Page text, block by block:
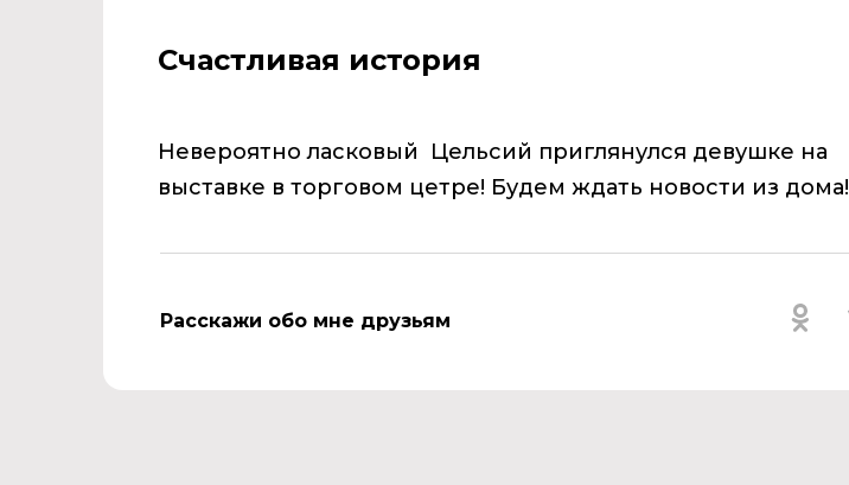
Счастливая история
Невероятно ласковый Цельсий приглянулся девушке на
выставке в торговом цетре! Будем ждать новости из дома!
Расскажи обо мне друзьям